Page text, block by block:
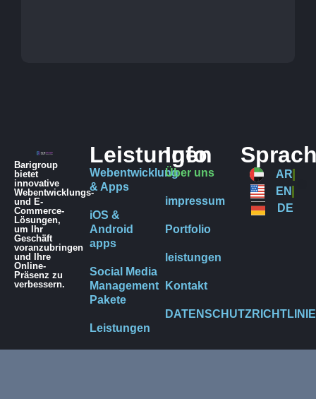
Barigroup
bietet
innovative
Webentwicklungs-
und E-
Commerce-
Lösungen,
um Ihr
Geschäft
voranzubringen
und Ihre
Online-
Präsenz zu
verbessern.
Leistungen
Webentwicklung
& Apps
iOS &
Android
apps
Social Media
Management
Pakete
Leistungen
Info
Über uns
impressum
Portfolio
leistungen
Kontakt
DATENSCHUTZRICHTLINIE
AR
EN
DE